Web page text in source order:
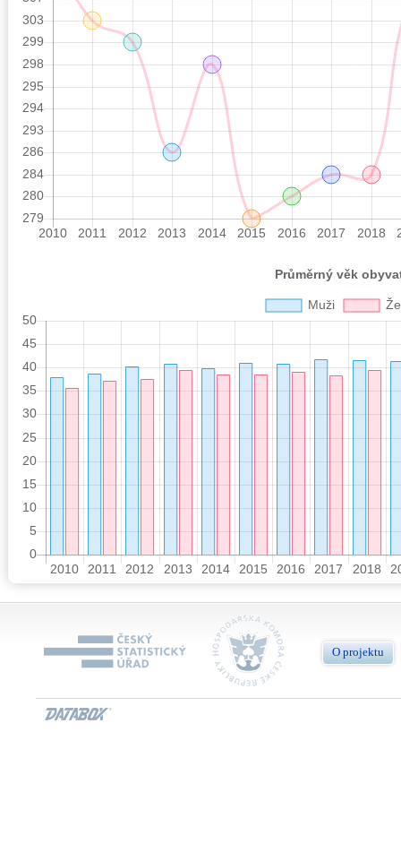
O projektu